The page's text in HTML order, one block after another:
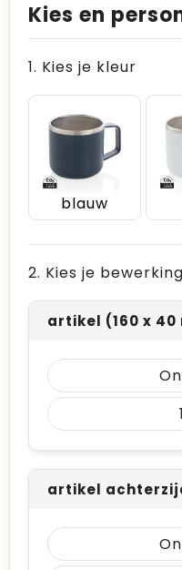
Kies en
1. Kies je kleur
blauw
2. Kies je bewerking
artikel (160 x 40
1
artikel